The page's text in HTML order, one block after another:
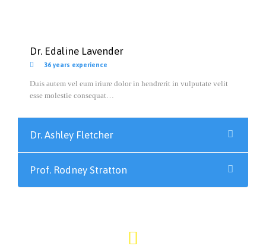
Dr. Edaline Lavender
 36 years experience
Duis autem vel eum iriure dolor in hendrerit in vulputate velit
esse molestie consequat…
Dr. Ashley Fletcher
Prof. Rodney Stratton
